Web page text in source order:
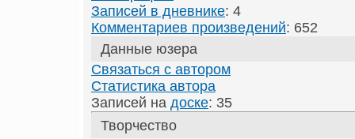
Записей в дневнике: 4
Комментариев произведений: 652
Данные юзера
Связаться с автором
Статистика автора
Записей на доске: 35
Творчество